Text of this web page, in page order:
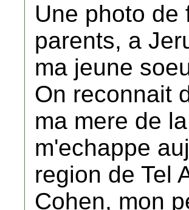
Une photo de
parents, a
ma jeune
On reconnait
ma mere de
m'echappe
region de Tel
Cohen, mon